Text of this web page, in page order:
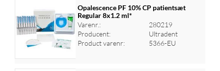
Log ind for at se priser
Opalescence PF 10% CP patientsæt
Regular 8x1.2 ml*
Varenr.:
280219
Producent:
Ultradent
Product varenr:
5366-EU